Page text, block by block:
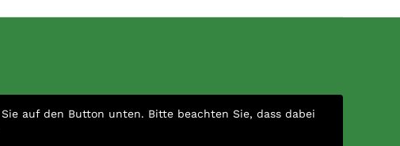
auf den Button unten. Bitte beachten Sie, dass dabei